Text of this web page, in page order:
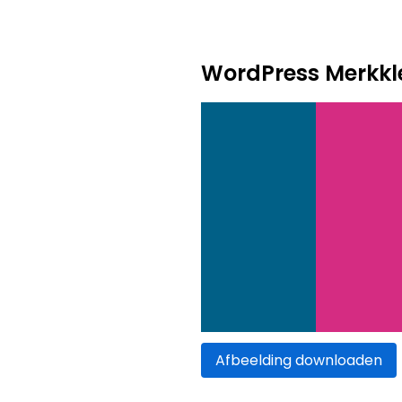
WordPress
Afbeelding downloaden